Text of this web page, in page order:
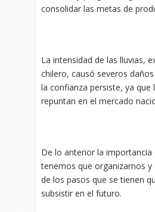
consolidar las metas de
La intensidad de las lluvias,
chilero, causó severos
la confianza persiste, ya que
repuntan en el mercado
De lo anterior la
tenemos que organizarnos y
de los pasos que se tienen
subsistir en el futuro.